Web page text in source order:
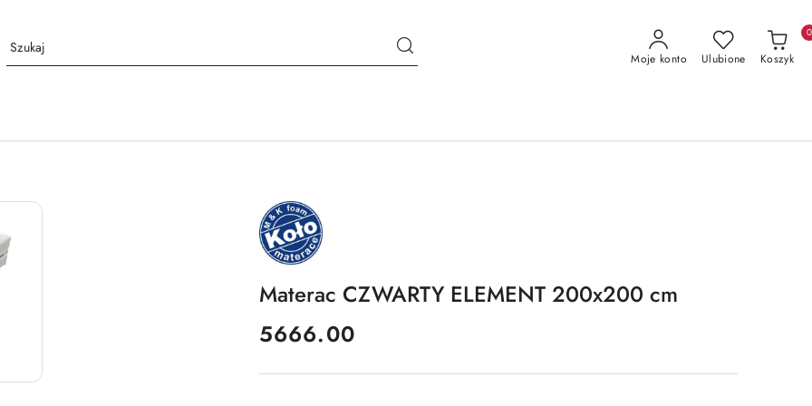
Moje konto Ulubione Koszyk
0
NAZWA
PRODUCENTA:
MKFOAM
Materac CZWARTY ELEMENT 200x200 cm
cena:
5666.00